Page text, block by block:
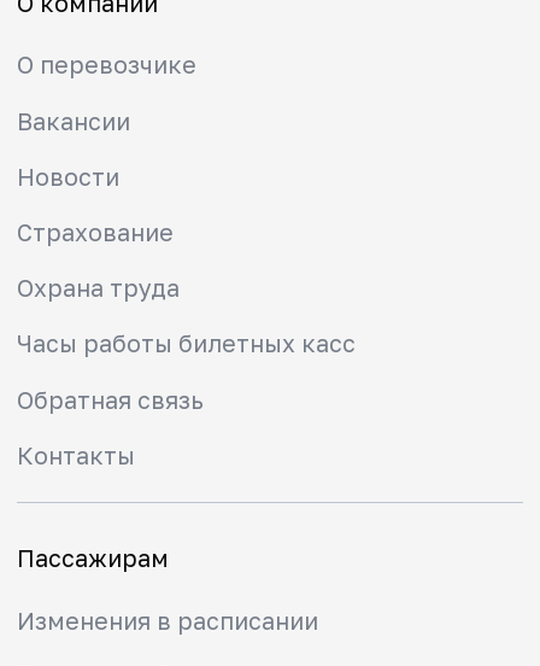
Мы в социальных сетях
Льготы
Городская электричка
Схемы зон
Мобильное приложение РЖД
Пригородные направления
Вопрос-ответ
Маломобильным
Правила прохода через
турникет
Туристские маршруты